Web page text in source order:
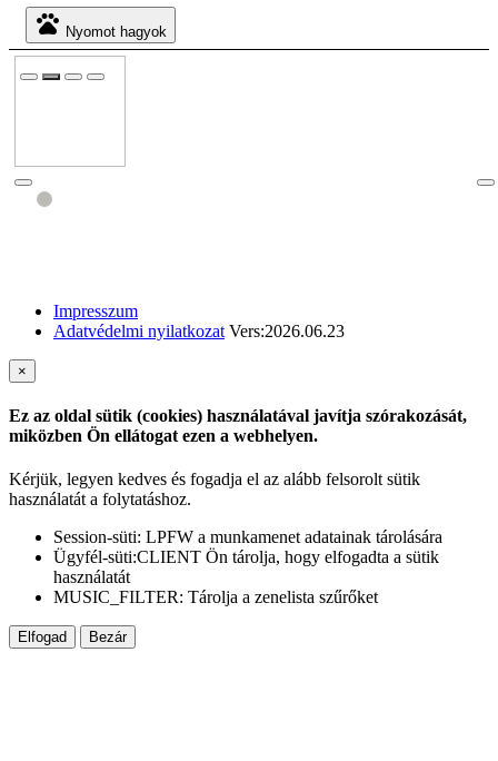
pets Nyomot hagyok
Impresszum
Adatvédelmi nyilatkozat Vers:2026.06.23
×
Ez az oldal sütik (cookies) használatával javítja szórakozását,
miközben Ön ellátogat ezen a webhelyen.
Kérjük, legyen kedves és fogadja el az alább felsorolt sütik
használatát a folytatáshoz.
Session-süti: LPFW a munkamenet adatainak tárolására
Ügyfél-süti:CLIENT Ön tárolja, hogy elfogadta a sütik
használatát
MUSIC_FILTER: Tárolja a zenelista szűrőket
Elfogad Bezár